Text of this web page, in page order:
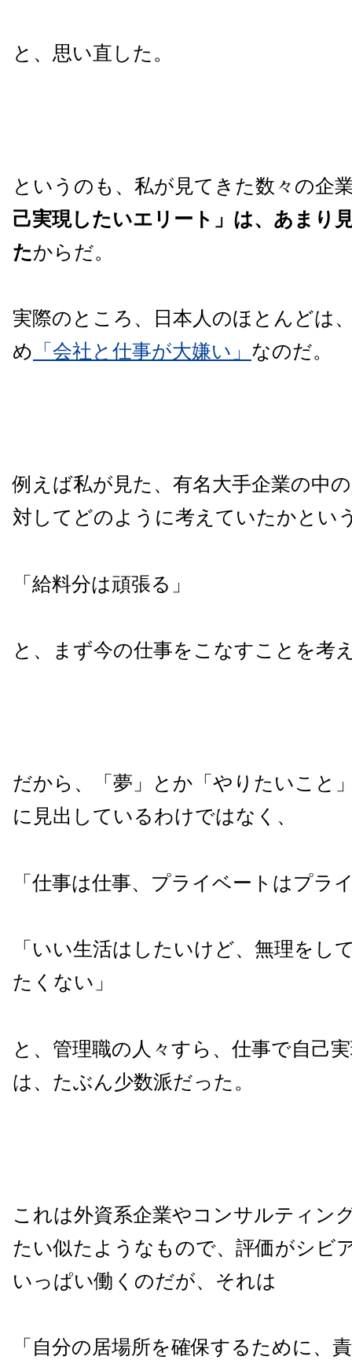
と、思い直した。
というのも、私が見てきた数々の企
己実現したいエリート」は、あまり
たからだ。
実際のところ、日本人のほとんどは
め 「会社と仕事が大嫌い」 なのだ。
例えば私が見た、有名大手企業の中
対してどのように考えていたかとい
「給料分は頑張る」
と、まず今の仕事をこなすことを考
だから、「夢」とか「やりたいこと
に見出しているわけではなく、
「仕事は仕事、プライベートはプラ
「いい生活はしたいけど、無理をし
たくない」
と、管理職の人々すら、仕事で自己
は、たぶん少数派だった。
これは外資系企業やコンサルティン
たい似たようなもので、評価がシビ
いっぱい働くのだが、それは
「自分の居場所を確保するために、